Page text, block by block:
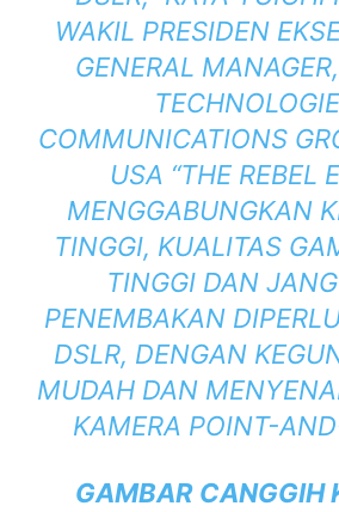
WAKIL PRESIDEN
GENERAL
COMMUNICATIONS
USA “THE REBEL
MENGGABUNGKAN
TINGGI, KUALITAS
TINGGI DAN
PENEMBAKAN
DSLR, DENGAN
MUDAH DAN
KAMERA POINT-
GAMBAR CANGGIH